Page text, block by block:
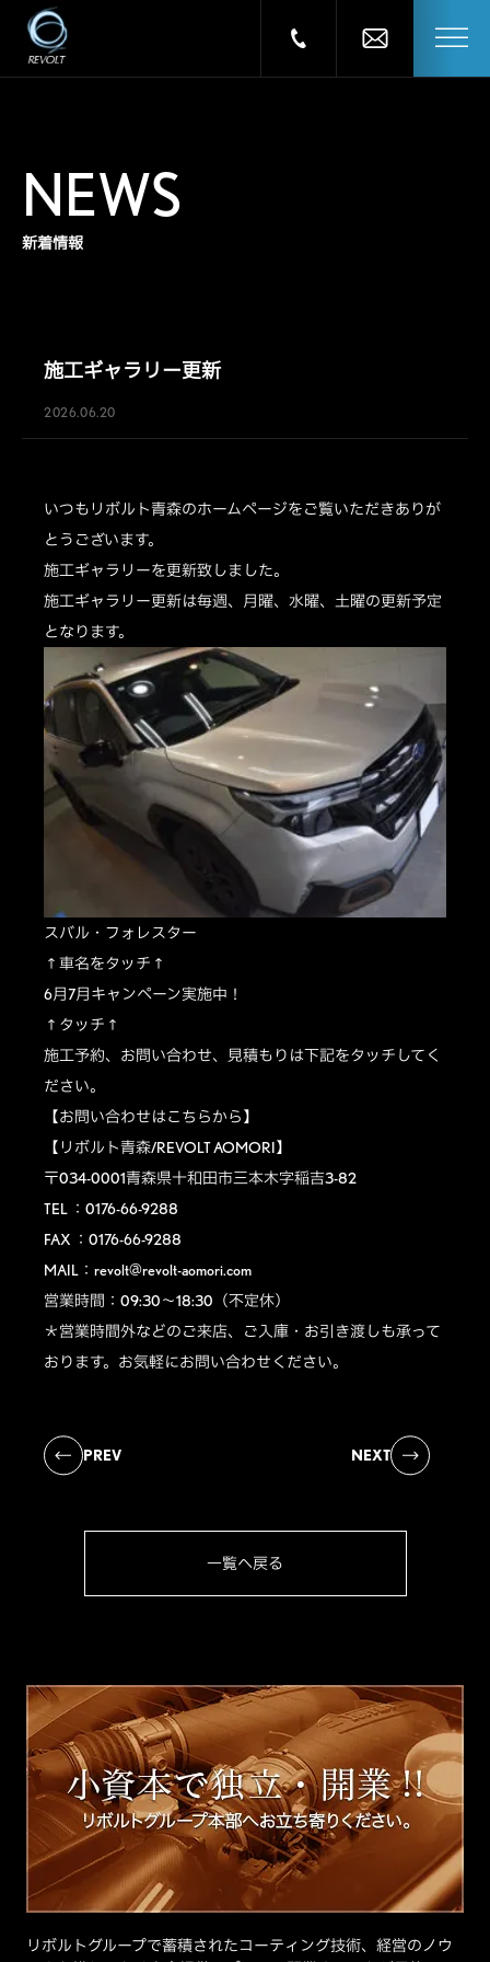
NEWS
新着情報
施工ギャラリー更新
2026.06.20
いつもリボルト青森のホームページをご覧いただきありが
とうございます。
施工ギャラリーを更新致しました。
施工ギャラリー更新は毎週、月曜、水曜、土曜の更新予定
となります。
スバル・フォレスター
↑車名をタッチ↑
6月7月キャンペーン実施中！
↑タッチ↑
施工予約、お問い合わせ、見積もりは下記をタッチしてく
ださい。
【お問い合わせはこちらから】
【リボルト青森/REVOLT AOMORI】
〒034-0001青森県十和田市三本木字稲吉3-82
TEL ：0176-66-9288
FAX ：0176-66-9288
MAIL：revolt@revolt-aomori.com
営業時間：09:30～18:30（不定休）
＊営業時間外などのご来店、ご入庫・お引き渡しも承って
おります。お気軽にお問い合わせください。
PREV NEXT
一覧へ戻る
リボルトグループで蓄積されたコーティング技術、経営のノウ